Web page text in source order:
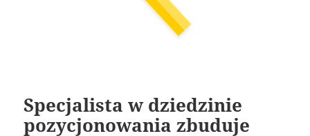
Specjalista w dziedzinie
pozycjonowania zbuduje